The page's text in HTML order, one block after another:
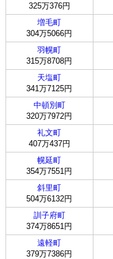
325万376円
増毛町
304万5066円
羽幌町
315万8708円
天塩町
341万7125円
中頓別町
320万7972円
礼文町
407万437円
幌延町
354万7551円
斜里町
504万6132円
訓子府町
374万8651円
遠軽町
379万7386円